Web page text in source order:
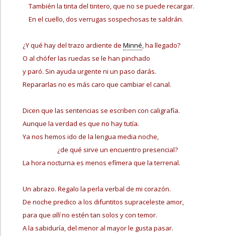
También la tinta del tintero, que no se puede recargar.
En el cuello, dos verrugas sospechosas te saldrán.
¿Y qué hay del trazo ardiente de Minné, ha llegado?
O al chófer las ruedas se le han pinchado
y paró. Sin ayuda urgente ni un paso darás.
Repararlas no es más caro que cambiar el canal.
Dicen que las sentencias se escriben con caligrafía.
Aunque la verdad es que no hay tutía.
Ya nos hemos ido de la lengua media noche,
¿de qué sirve un encuentro presencial?
La hora nocturna es menos efímera que la terrenal.
Un abrazo. Regalo la perla verbal de mi corazón.
De noche predico a los difuntitos supraceleste amor,
para que allíno estén tan solos y con temor.
A la sabiduría, del menor al mayor le gusta pasar.